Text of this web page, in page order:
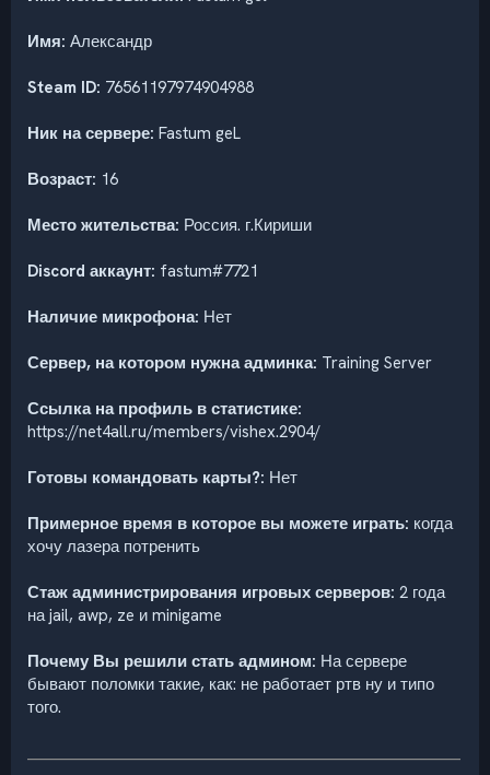
Имя: Александр
Steam ID: 76561197974904988
Ник на сервере: Fastum geL
Возраст: 16
Место жительства: Россия. г.Кириши
Discord аккаунт: fastum#7721
Наличие микрофона: Нет
Сервер, на котором нужна админка: Training Server
Ссылка на профиль в статистике:
https://net4all.ru/members/vishex.2904/
Готовы командовать карты?: Нет
Примерное время в которое вы можете играть: когда
хочу лазера потренить
Стаж администрирования игровых серверов: 2 года
на jail, awp, ze и minigame
Почему Вы решили стать админом: На сервере
бывают поломки такие, как: не работает ртв ну и типо
того.